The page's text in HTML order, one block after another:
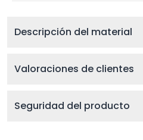
Descripción del material
Valoraciones de clientes
Seguridad del producto